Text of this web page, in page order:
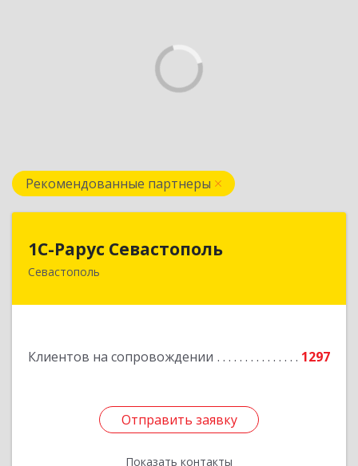
Рекомендованные партнеры
1С-Рарус Севастополь
Севастополь
Клиентов на сопровождении 1297
Отправить заявку
Показать контакты
299011, Севастополь г, Кулакова ул, дом № 58
Отправить заявку
Назад